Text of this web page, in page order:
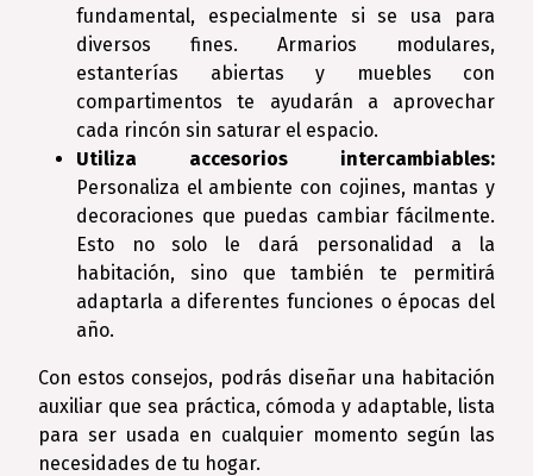
fundamental, especialmente si se usa para
diversos fines. Armarios modulares,
estanterías abiertas y muebles con
compartimentos te ayudarán a aprovechar
cada rincón sin saturar el espacio.
Utiliza accesorios intercambiables:
Personaliza el ambiente con cojines, mantas y
decoraciones que puedas cambiar fácilmente.
Esto no solo le dará personalidad a la
habitación, sino que también te permitirá
adaptarla a diferentes funciones o épocas del
año.
Con estos consejos, podrás diseñar una habitación
auxiliar que sea práctica, cómoda y adaptable, lista
para ser usada en cualquier momento según las
necesidades de tu hogar.